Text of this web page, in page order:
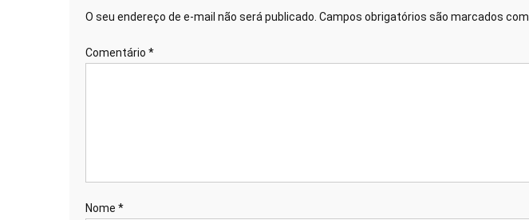
O seu endereço de e-mail não será publicado. Campos obrigatórios são marcados com
Comentário *
Nome *